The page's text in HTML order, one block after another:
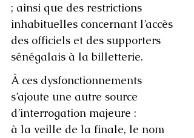
; ainsi que des restrictions
inhabituelles concernant l’accès
des officiels et des supporters
sénégalais à la billetterie.
À ces dysfonctionnements
s’ajoute une autre source
d’interrogation majeure :
à la veille de la finale, le nom